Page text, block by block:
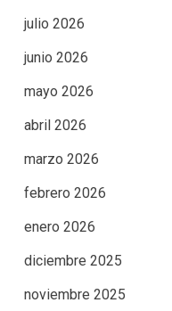
julio 2026
junio 2026
mayo 2026
abril 2026
marzo 2026
febrero 2026
enero 2026
diciembre 2025
noviembre 2025